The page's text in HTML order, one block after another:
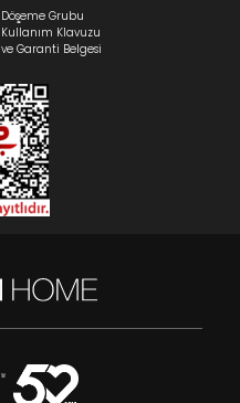
Döşeme Grubu
Kullanım Klavuzu
ve Garanti Belgesi